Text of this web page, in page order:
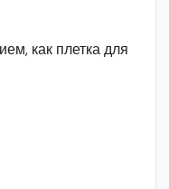
как плетка для